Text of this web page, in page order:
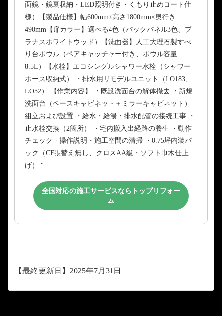
面鏡・鏡裏収納・LED照明付き・くもり止めコート仕
様）【製品仕様】幅600mm×高さ1800mm×奥行き
490mm【扉カラー】選べる4色（バックパネル3色、プ
ラナスホワイトウッド）【洗面器】人工大理石製すべ
り台ボウル（ペアキャッチャー付き、ボウル容量
8.5L）【水栓】エコシングルシャワー水栓（シャワー
ホース収納式） ・排水用リモデルユニット（LO183、
LO52） 【作業内容】 ・既設洗面台の解体撤去 ・新規
洗面台（ベースキャビネット＋ミラーキャビネット）
組立および設置 ・給水・給湯・排水配管の接続工事 ・
止水栓交換（2箇所） ・宅内搬入出経路の養生 ・動作
チェック・操作説明・施工空間の清掃 ・0.75坪内装パ
ック（CF張替え無し、クロスAA級・ソフト巾木仕上
げ） "
全国対応の施工サービスならトップリフォー
ム
【最終更新日】2025年7月31日